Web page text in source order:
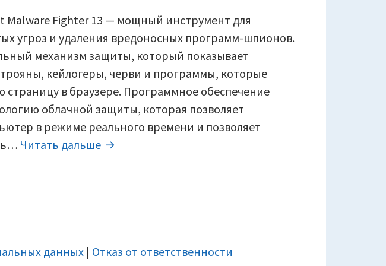
Ключ
к
Iobit
malware
fighter
13.3
pro
(2026).
Fighter 13 — мощный инструмент для
угроз и удаления вредоносных программ-шпионов.
механизм защиты, который показывает
кейлогеры, черви и программы, которые
страницу в браузере. Программное обеспечение
облачной защиты, которая позволяет
в режиме реального времени и позволяет
Читать дальше Ключ
pro
данных | Отказ от ответственности